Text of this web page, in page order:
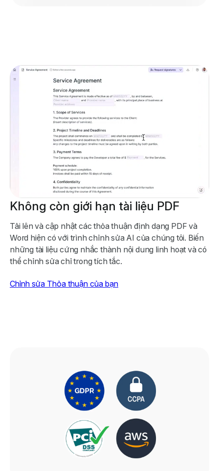
Không còn giới hạn tài liệu PDF
Tải lên và cập nhật các thỏa thuận định dạng PDF và
Word hiện có với trình chỉnh sửa AI của chúng tôi. Biến
những tài liệu cứng nhắc thành nội dung linh hoạt và có
thể chỉnh sửa chỉ trong tích tắc.
Chỉnh sửa Thỏa thuận của bạn